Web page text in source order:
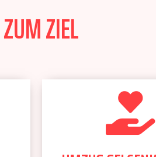
ZIEL